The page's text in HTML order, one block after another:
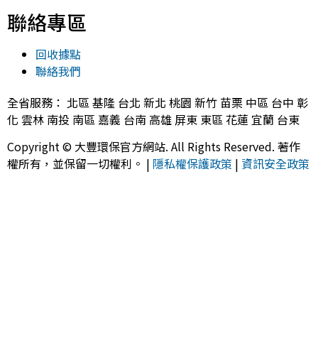
聯絡專區
回收據點
聯絡我們
全省服務： 北區 基隆 台北 新北 桃園 新竹 苗栗 中區 台中 彰
化 雲林 南投 南區 嘉義 台南 高雄 屏東 東區 花蓮 宜蘭 台東
Copyright © 大豐環保官方網站. All Rights Reserved. 著作
權所有，並保留一切權利。 | 隱私權保護政策 | 資訊安全政策